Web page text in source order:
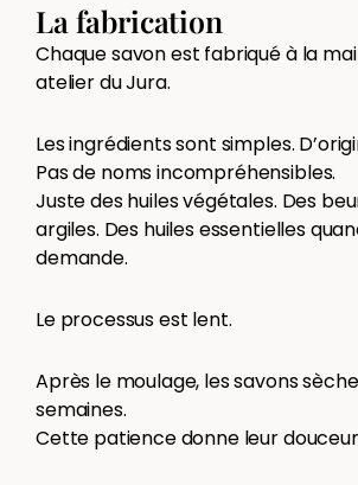
La fabrication
Chaque savon est fabriqué à la
atelier du Jura.
Les ingrédients sont simples.
Pas de noms incompréhensibles.
Juste des huiles végétales. Des
argiles. Des huiles essentielles
demande.
Le processus est lent.
Après le moulage, les savons
semaines.
Cette patience donne leur